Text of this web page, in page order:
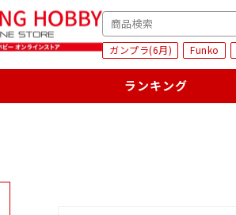
SEARCH
ガンプラ(6月) Funko
ランキング